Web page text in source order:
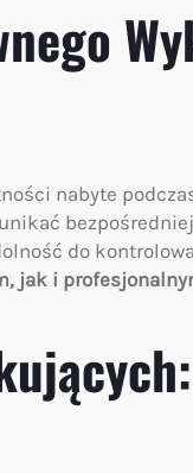
nabyte
do
jak i